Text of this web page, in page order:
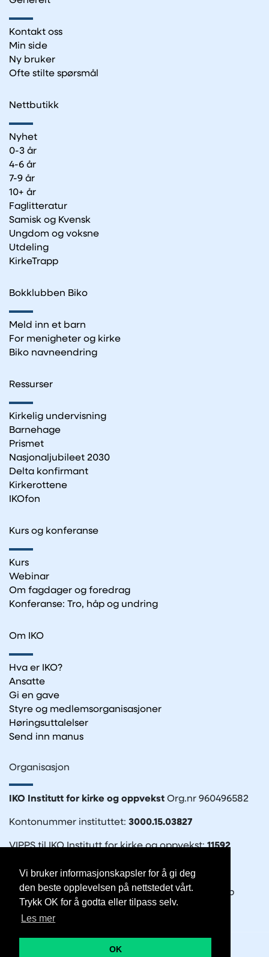
Vi bruker informasjonskapsler for å gi deg
den beste opplevelsen på nettstedet vårt.
Trykk OK for å godta eller tilpass selv.
Les mer
OK
Kontakt oss
Min side
Ny bruker
Ofte stilte spørsmål
Nettbutikk
Nyhet
0-3 år
4-6 år
7-9 år
10+ år
Faglitteratur
Samisk og Kvensk
Ungdom og voksne
Utdeling
KirkeTrapp
Bokklubben Biko
Meld inn et barn
For menigheter og kirke
Biko navneendring
Ressurser
Kirkelig undervisning
Barnehage
Prismet
Nasjonaljubileet 2030
Delta konfirmant
Kirkerottene
IKOfon
Kurs og konferanse
Kurs
Webinar
Om fagdager og foredrag
Konferanse: Tro, håp og undring
Om IKO
Hva er IKO?
Ansatte
Gi en gave
Styre og medlemsorganisasjoner
Høringsuttalelser
Send inn manus
Organisasjon
IKO Institutt for kirke og oppvekst Org.nr 960496582
Kontonummer instituttet: 3000.15.03827
VIPPS til IKO Institutt for kirke og oppvekst:11592
IKO-forlaget– en del av Det Norske Bibelselskap
Org.nr. 935570212